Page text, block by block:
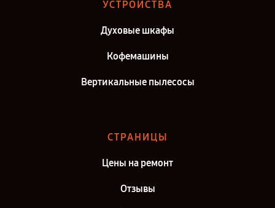
Ремонт кофемашины DeLonghi ESAM 04.110S в г. Киров
Ремонт кофемашины DeLonghi ESAM 04.110S в г. Москва
УСТРОЙСТВА
Духовые шкафы
Кофемашины
Вертикальные пылесосы
СТРАНИЦЫ
Цены на ремонт
Отзывы